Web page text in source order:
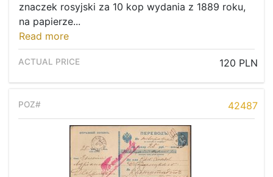
znaczek rosyjski za 10 kop wydania z 1889 roku,
na papierze...
Read more
120 PLN
42487